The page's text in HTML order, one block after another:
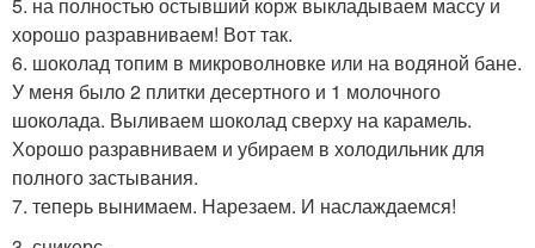
хорошо разравниваем! Вот так.
6. шоколад топим в микроволновке или на водяной бане.
У меня было 2 плитки десертного и 1 молочного
шоколада. Выливаем шоколад сверху на карамель.
Хорошо разравниваем и убираем в холодильник для
полного застывания.
7. теперь вынимаем. Нарезаем. И наслаждаемся!